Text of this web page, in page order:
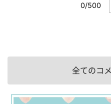
全てのコ